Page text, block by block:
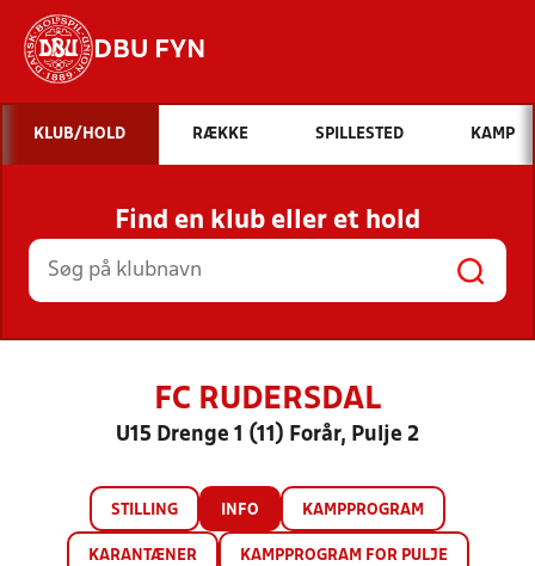
DBU FYN
Hvad vil du søge efter?
INDHOLD OG NYHEDER
STILLINGER, RESULTATER, KLUBBER OG
HOLD
KLUB/HOLD RÆKKE SPILLESTED KAMP
Find en klub eller et hold
FC RUDERSDAL
U15 Drenge 1 (11) Forår, Pulje 2
STILLING INFO KAMPPROGRAM
KARANTÆNER KAMPPROGRAM FOR PULJE